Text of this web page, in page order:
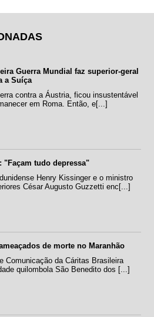
Guerra Mundial faz superior-geral
a Suíça
contra a Áustria, ficou insustentável
em Roma. Então, e[...]
"Façam tudo depressa"
Henry Kissinger e o ministro
César Augusto Guzzetti enc[...]
de morte no Maranhão
Comunicação da Cáritas Brasileira
quilombola São Benedito dos [...]